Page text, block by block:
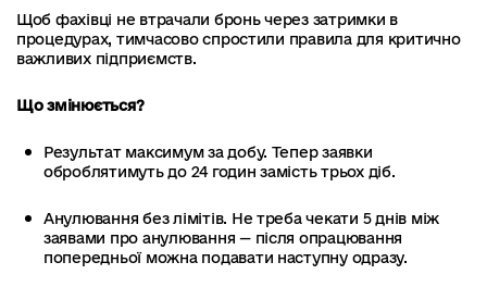
Щоб фахівці не втрачали бронь через затримки в
процедурах, тимчасово спростили правила для критично
важливих підприємств.
Що змінюється?
Результат максимум за добу. Тепер заявки
оброблятимуть до 24 годин замість трьох діб.
Анулювання без лімітів. Не треба чекати 5 днів між
заявами про анулювання — після опрацювання
попередньої можна подавати наступну одразу.